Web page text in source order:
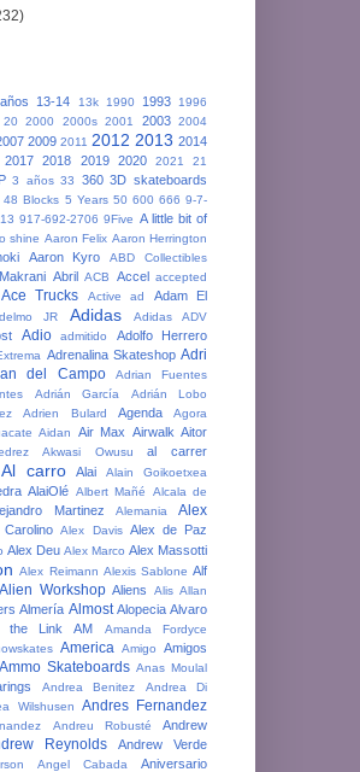
13-14 13k 1990 1993
1996
20 2000 2000s 2001 2003 2004
2009 2011 2012 2013 2014
2017 2018 2019 2020 2021
21
3 años 33 360 3D skateboards
48 Blocks 5 Years 50 600 666 9-7-
917-692-2706 9Five A little bit of
shine Aaron Felix Aaron Herrington
Aaron Kyro ABD Collectibles
Abril ACB Accel accepted
Ace Trucks Active ad
Adam El
JR Adidas Adidas ADV
Adio admitido Adolfo Herrero
Adrenalina Skateshop Adri
del Campo
Adrian Fuentes
Adrián García
Adrián Lobo
Adrien Bulard Agenda Agora
Aidan Air Max Airwalk Aitor
Akwasi Owusu
al carrer
Al carro Alai Alain Goikoetxea
AlaiOlé Albert Mañé
Alcala de
Martinez Alemania
Alex
Carolino Alex Davis Alex de Paz
Alex Deu Alex Marco Alex Massotti
Alex Reimann Alexis Sablone Alf
Alien Workshop Aliens Alis Allan
Almería Almost Alopecia Alvaro
the Link
AM
Amanda Fordyce
America Amigo
Amigos
Ammo Skateboards Anas Moulal
Andrea Benitez
Andrea Di
Wilshusen Andres Fernandez
Andreu Robusté
Andrew
Reynolds Andrew Verde
Angel Cabada Aniversario